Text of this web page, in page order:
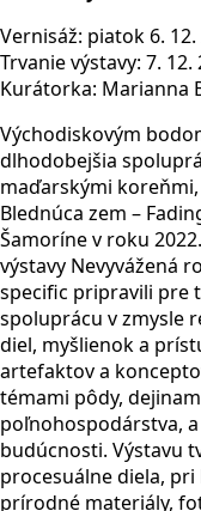
Vernisáž: piatok 6. 12.
Trvanie výstavy: 7. 12.
Kurátorka: Marianna
Východiskovým
dlhodobejšia
maďarskými
Blednúca zem –
Šamoríne v roku
výstavy Nevyvážená
specific pripravili pre
spoluprácu v zmysle
diel, myšlienok a
artefaktov a
témami pôdy,
poľnohospodárstva,
budúcnosti. Výstavu
procesuálne diela,
prírodné materiály,